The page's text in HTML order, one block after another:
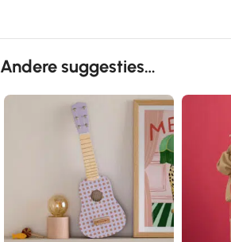
Andere suggesties…